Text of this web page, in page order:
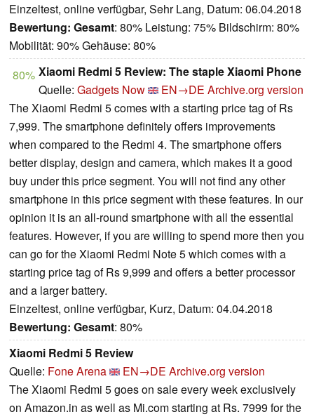
Einzeltest, online verfügbar, Sehr Lang, Datum: 06.04.2018
Bewertung: Gesamt: 80% Leistung: 75% Bildschirm: 80%
Mobilität: 90% Gehäuse: 80%
80% Xiaomi Redmi 5 Review: The staple Xiaomi Phone
Quelle: Gadgets Now EN→DE Archive.org version
The Xiaomi Redmi 5 comes with a starting price tag of Rs
7,999. The smartphone definitely offers improvements
when compared to the Redmi 4. The smartphone offers
better display, design and camera, which makes it a good
buy under this price segment. You will not find any other
smartphone in this price segment with these features. In our
opinion it is an all-round smartphone with all the essential
features. However, if you are willing to spend more then you
can go for the Xiaomi Redmi Note 5 which comes with a
starting price tag of Rs 9,999 and offers a better processor
and a larger battery.
Einzeltest, online verfügbar, Kurz, Datum: 04.04.2018
Bewertung: Gesamt: 80%
Xiaomi Redmi 5 Review
Quelle: Fone Arena EN→DE Archive.org version
The Xiaomi Redmi 5 goes on sale every week exclusively
on Amazon.in as well as Mi.com starting at Rs. 7999 for the